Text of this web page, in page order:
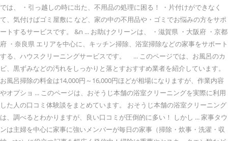
では、 ・引っ越しの時に出た、不用品の処理に困る！ ・片付けができなく
て、気付けばゴミ屋敷に など、家の中の不用品や・ゴミでお悩みの方をサポ
ートするサービスです。 &n ... お助けクリーンは、 ・滋賀県 ・大阪府 ・京都
府 ・奈良県 エリアを中心に、キッチン掃除、浴室掃除などの家事をサポート
する、ハウスクリーニングサービスです。 ... このページでは、お風呂のカ
ビ、黒ずみなどの汚れをしっかりと落とすおすすめ業者を紹介しています。
お風呂掃除の料金は14,000円～16,000円ほどが相場になりますが、作業内容
やオプショ ... このページは、おそうじ本舗の浴室クリーニングを実際に利用
した人の口コミ体験談をまとめています。 おそうじ本舗の浴室クリーニング
は、調べるとわかりますが、良い口コミが圧倒的に多い！ しかし ... 家事タウ
ンは主婦を中心に家事に強いメンバーが毎日の家事（掃除・炊事・洗濯・収